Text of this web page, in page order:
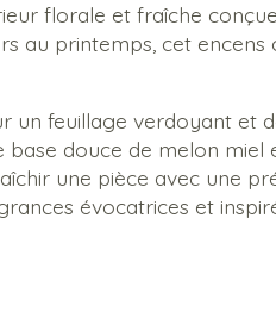
florale et fraîche
au printemps, cet
un feuillage verdoyant
douce de melon
une pièce avec une
évocatrices et